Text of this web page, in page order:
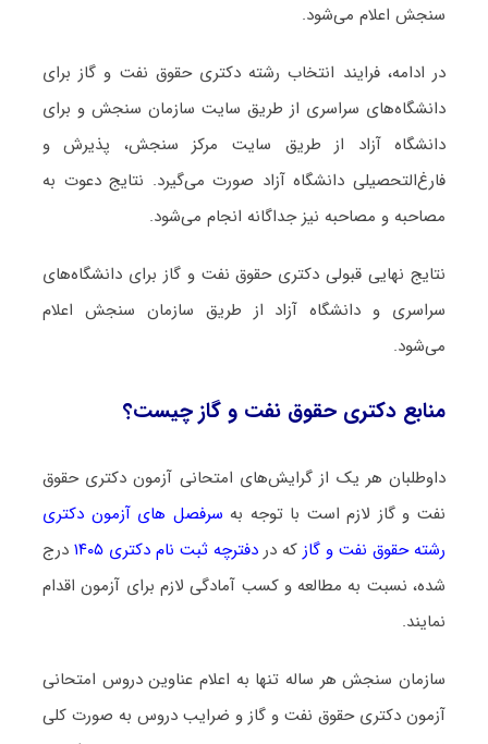
سنجش اعلام می‌شود.
در ادامه، فرایند انتخاب رشته دکتری ﺣﻘﻮق ﻧﻔﺖ و ﮔﺎز برای
دانشگاه‌های سراسری از طریق سایت سازمان سنجش و برای
دانشگاه آزاد از طریق سایت مرکز سنجش، پذیرش و
فارغ‌التحصیلی دانشگاه آزاد صورت می‌گیرد. نتایج دعوت به
مصاحبه و مصاحبه نیز جداگانه انجام می‌شود.
نتایج نهایی قبولی دکتری ﺣﻘﻮق ﻧﻔﺖ و ﮔﺎز برای دانشگاه‌های
سراسری و دانشگاه آزاد از طریق سازمان سنجش اعلام
می‌شود.
منابع دکتری ﺣﻘﻮق ﻧﻔﺖ و ﮔﺎز چیست؟
داوطلبان هر یک از گرایش‌های امتحانی آزمون دکتری ﺣﻘﻮق
ﻧﻔﺖ و ﮔﺎز لازم است با توجه به سرفصل های آزمون دکتری
رشته ﺣﻘﻮق ﻧﻔﺖ و ﮔﺎز که در دفترچه ثبت نام دکتری ۱۴۰۵
درج
شده، نسبت به مطالعه و کسب آمادگی لازم برای آزمون اقدام
نمایند.
سازمان سنجش هر ساله تنها به اعلام عناوین دروس امتحانی
آزمون دکتری ﺣﻘﻮق ﻧﻔﺖ و ﮔﺎز و ضرایب دروس به صورت کلی